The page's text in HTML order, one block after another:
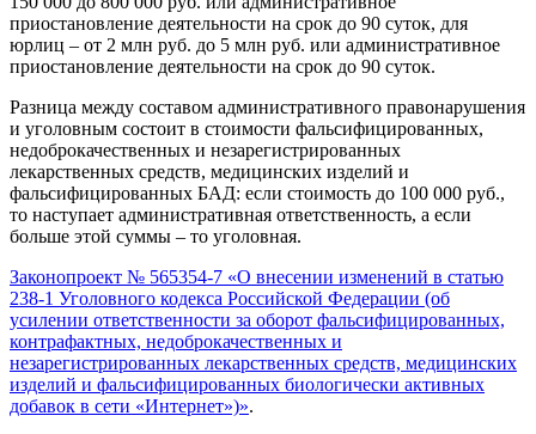
приостановление деятельности на срок до 90 суток, для
юрлиц – от 2 млн руб. до 5 млн руб. или административное
приостановление деятельности на срок до 90 суток.
Разница между составом административного правонарушения
и уголовным состоит в стоимости фальсифицированных,
недоброкачественных и незарегистрированных
лекарственных средств, медицинских изделий и
фальсифицированных БАД: если стоимость до 100 000 руб.,
то наступает административная ответственность, а если
больше этой суммы – то уголовная.
Законопроект № 565354-7 «О внесении изменений в статью
238-1 Уголовного кодекса Российской Федерации (об
усилении ответственности за оборот фальсифицированных,
контрафактных, недоброкачественных и
незарегистрированных лекарственных средств, медицинских
изделий и фальсифицированных биологически активных
добавок в сети «Интернет»)».